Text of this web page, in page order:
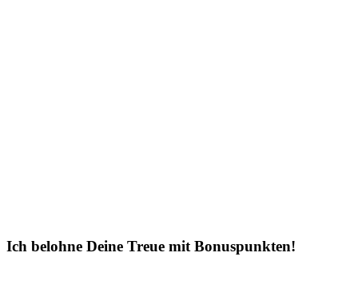
Ich belohne Deine Treue mit Bonuspunkten!